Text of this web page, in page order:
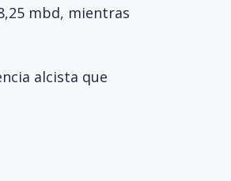
mbd, mientras
alcista que